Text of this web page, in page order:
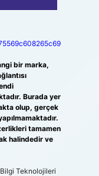
bir marka,
Burada yer
olup, gerçek
tamamen
halindedir ve
Teknolojileri